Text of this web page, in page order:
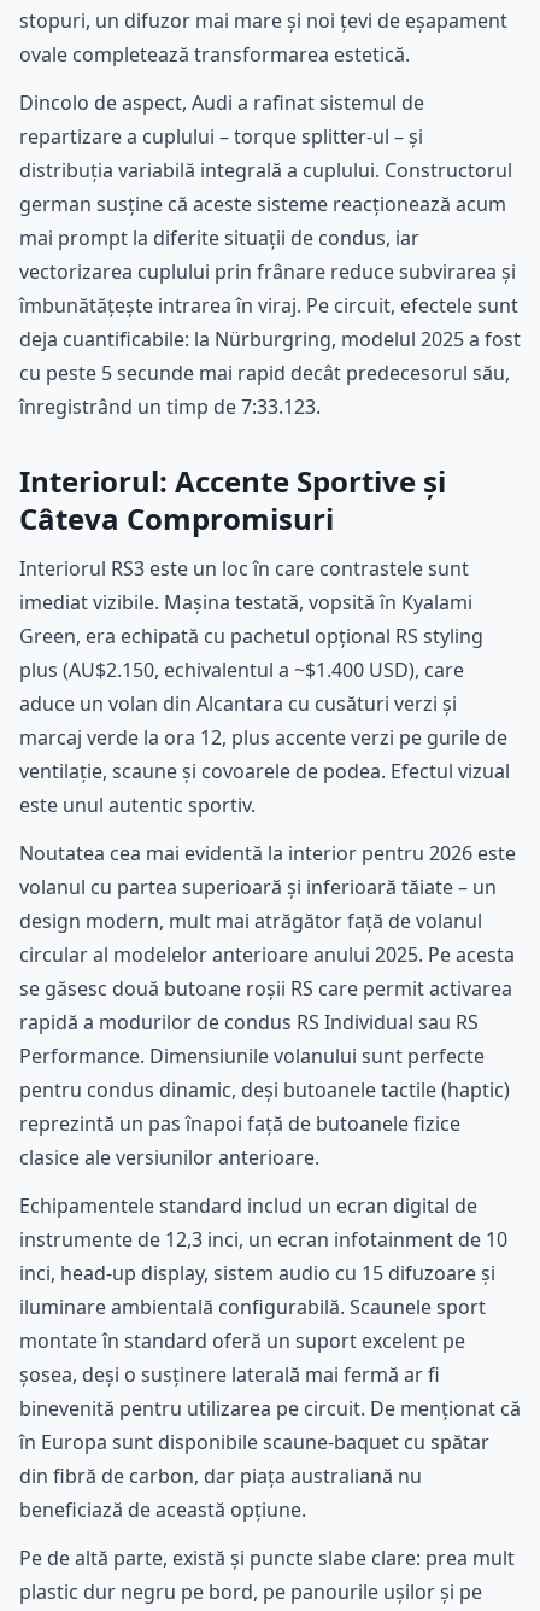
stopuri, un difuzor mai mare și noi țevi de eșapament
ovale completează transformarea estetică.
Dincolo de aspect, Audi a rafinat sistemul de
repartizare a cuplului – torque splitter-ul – și
distribuția variabilă integrală a cuplului. Constructorul
german susține că aceste sisteme reacționează acum
mai prompt la diferite situații de condus, iar
vectorizarea cuplului prin frânare reduce subvirarea și
îmbunătățește intrarea în viraj. Pe circuit, efectele sunt
deja cuantificabile: la Nürburgring, modelul 2025 a fost
cu peste 5 secunde mai rapid decât predecesorul său,
înregistrând un timp de 7:33.123.
Interiorul: Accente Sportive și
Câteva Compromisuri
Interiorul RS3 este un loc în care contrastele sunt
imediat vizibile. Mașina testată, vopsită în Kyalami
Green, era echipată cu pachetul opțional RS styling
plus (AU$2.150, echivalentul a ~$1.400 USD), care
aduce un volan din Alcantara cu cusături verzi și
marcaj verde la ora 12, plus accente verzi pe gurile de
ventilație, scaune și covoarele de podea. Efectul vizual
este unul autentic sportiv.
Noutatea cea mai evidentă la interior pentru 2026 este
volanul cu partea superioară și inferioară tăiate – un
design modern, mult mai atrăgător față de volanul
circular al modelelor anterioare anului 2025. Pe acesta
se găsesc două butoane roșii RS care permit activarea
rapidă a modurilor de condus RS Individual sau RS
Performance. Dimensiunile volanului sunt perfecte
pentru condus dinamic, deși butoanele tactile (haptic)
reprezintă un pas înapoi față de butoanele fizice
clasice ale versiunilor anterioare.
Echipamentele standard includ un ecran digital de
instrumente de 12,3 inci, un ecran infotainment de 10
inci, head-up display, sistem audio cu 15 difuzoare și
iluminare ambientală configurabilă. Scaunele sport
montate în standard oferă un suport excelent pe
șosea, deși o susținere laterală mai fermă ar fi
binevenită pentru utilizarea pe circuit. De menționat că
în Europa sunt disponibile scaune-baquet cu spătar
din fibră de carbon, dar piața australiană nu
beneficiază de această opțiune.
Pe de altă parte, există și puncte slabe clare: prea mult
plastic dur negru pe bord, pe panourile ușilor și pe